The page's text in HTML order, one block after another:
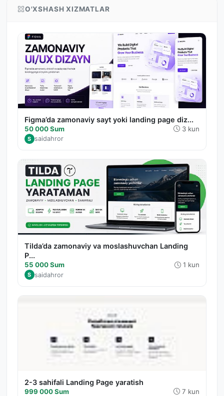
O'XSHASH XIZMATLAR
Figma’da zamonaviy sayt yoki landing page diz...
50 000 Sum 3 kun
S saidahror
Tilda’da zamonaviy va moslashuvchan Landing
P...
55 000 Sum 1 kun
S saidahror
2-3 sahifali Landing Page yaratish
999 000 Sum 7 kun